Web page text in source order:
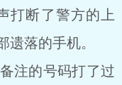
断了警方的上
落的手机。
注的号码打了过